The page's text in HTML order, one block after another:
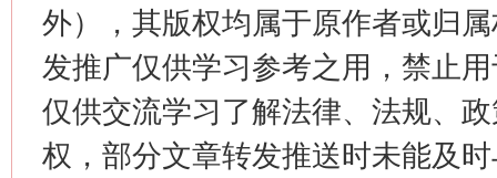
外），其版权均属于原作者或归
发推广仅供学习参考之用，禁止
仅供交流学习了解法律、法规、
权，部分文章转发推送时未能及
揭批美国五大"原罪" "炒